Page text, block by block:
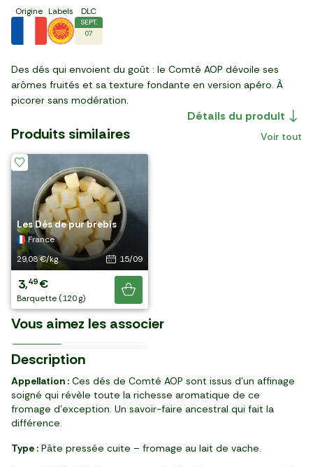
Origine Labels DLC
SEPT.
07
Des dés qui envoient du goût : le Comté AOP dévoile ses
arômes fruités et sa texture fondante en version apéro. À
picorer sans modération.
Détails du produit
Produits similaires Voir tout
Les Dés de mimolette
affinée
France
28,25 €/kg
05/10
3,39€
barquette (120 g)
Les Dés de fromage
marinés au thym, origan et
romarin
Belgique
27,62 €/kg
14/09
3,59€
pièce (130 g)
Prix Malin
Les Dés de gouda au cumin
France
23,25 €/kg
29/09
2,79€
barquette (120 g)
Les Dés de pur brebis
France
29,08 €/kg
15/09
3,49€
barquette (120 g)
quand il n'y en
a plus, il y en a
encore !
Je découvre
Vous aimez les associer
le 2ème à -50%
Le Vin rouge Les Petits
Vignerons Pays d'Oc IGP
2024
5,99 €
La Confiture de framboise
Willamette
3,19 €
Le Miel de fleurs
3,29 €
le 2ème à -50%
Les Noix de cajou
naturelles
2,99 €
Les Compotes poires et
vanille
France
3,79 €
BIO
La Pomme de terre
grenaille non lavée BIO
France
3,99 €
Dès 6 mois
Les Gourdes de compotes
de pommes, poires,
pêches BIO
élaboré en France
3,99 €
Description
Appellation : Ces dés de Comté AOP sont issus d’un affinage
soigné qui révèle toute la richesse aromatique de ce
fromage d’exception. Un savoir-faire ancestral qui fait la
différence.
Type : Pâte pressée cuite – fromage au lait de vache.